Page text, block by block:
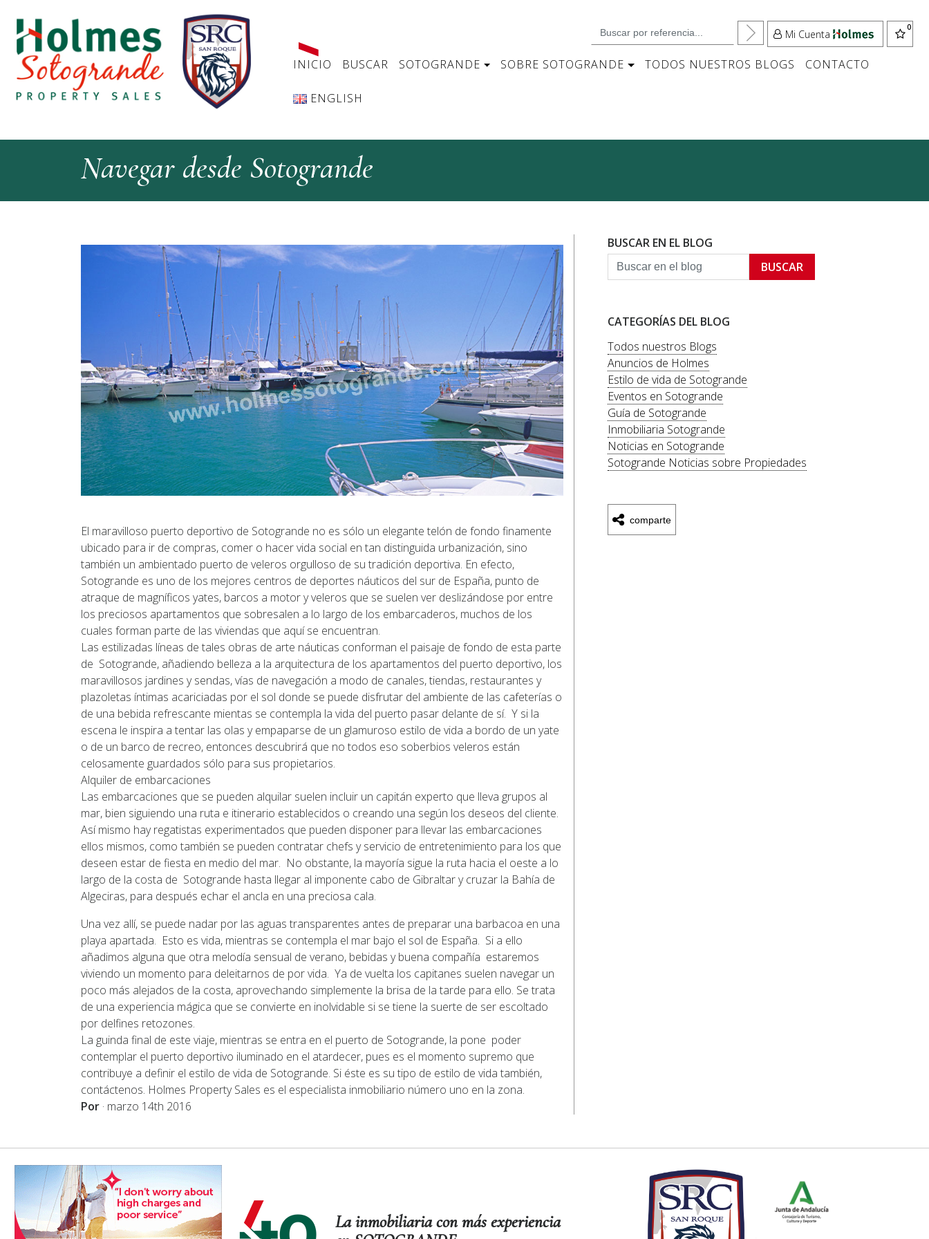
Mi Cuenta
INICIO BUSCAR SOTOGRANDE SOBRE SOTOGRANDE TODOS NUESTROS BLOGS CONTACTO
ENGLISH
Navegar desde Sotogrande
El maravilloso puerto deportivo de Sotogrande no es sólo un elegante telón de fondo finamente
ubicado para ir de compras, comer o hacer vida social en tan distinguida urbanización, sino
también un ambientado puerto de veleros orgulloso de su tradición deportiva. En efecto,
Sotogrande es uno de los mejores centros de deportes náuticos del sur de España, punto de
atraque de magníficos yates, barcos a motor y veleros que se suelen ver deslizándose por entre
los preciosos apartamentos que sobresalen a lo largo de los embarcaderos, muchos de los
cuales forman parte de las viviendas que aquí se encuentran.
Las estilizadas líneas de tales obras de arte náuticas conforman el paisaje de fondo de esta parte
de Sotogrande, añadiendo belleza a la arquitectura de los apartamentos del puerto deportivo, los
maravillosos jardines y sendas, vías de navegación a modo de canales, tiendas, restaurantes y
plazoletas íntimas acariciadas por el sol donde se puede disfrutar del ambiente de las cafeterías o
de una bebida refrescante mientas se contempla la vida del puerto pasar delante de sí. Y si la
escena le inspira a tentar las olas y empaparse de un glamuroso estilo de vida a bordo de un yate
o de un barco de recreo, entonces descubrirá que no todos eso soberbios veleros están
celosamente guardados sólo para sus propietarios.
Alquiler de embarcaciones
Las embarcaciones que se pueden alquilar suelen incluir un capitán experto que lleva grupos al
mar, bien siguiendo una ruta e itinerario establecidos o creando una según los deseos del cliente.
Así mismo hay regatistas experimentados que pueden disponer para llevar las embarcaciones
ellos mismos, como también se pueden contratar chefs y servicio de entretenimiento para los que
deseen estar de fiesta en medio del mar. No obstante, la mayoría sigue la ruta hacia el oeste a lo
largo de la costa de Sotogrande hasta llegar al imponente cabo de Gibraltar y cruzar la Bahía de
Algeciras, para después echar el ancla en una preciosa cala.
Una vez allí, se puede nadar por las aguas transparentes antes de preparar una barbacoa en una
playa apartada. Esto es vida, mientras se contempla el mar bajo el sol de España. Si a ello
añadimos alguna que otra melodía sensual de verano, bebidas y buena compañía estaremos
viviendo un momento para deleitarnos de por vida. Ya de vuelta los capitanes suelen navegar un
poco más alejados de la costa, aprovechando simplemente la brisa de la tarde para ello. Se trata
de una experiencia mágica que se convierte en inolvidable si se tiene la suerte de ser escoltado
por delfines retozones.
La guinda final de este viaje, mientras se entra en el puerto de Sotogrande, la pone poder
contemplar el puerto deportivo iluminado en el atardecer, pues es el momento supremo que
contribuye a definir el estilo de vida de Sotogrande. Si éste es su tipo de estilo de vida también,
contáctenos. Holmes Property Sales es el especialista inmobiliario número uno en la zona.
Por · marzo 14th 2016
BUSCAR EN EL BLOG
BUSCAR
CATEGORÍAS DEL BLOG
Todos nuestros Blogs
Anuncios de Holmes
Estilo de vida de Sotogrande
Eventos en Sotogrande
Guía de Sotogrande
Inmobiliaria Sotogrande
Noticias en Sotogrande
Sotogrande Noticias sobre Propiedades
comparte
La inmobiliaria con más experiencia